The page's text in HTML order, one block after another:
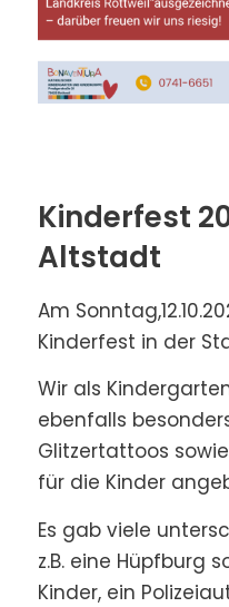
Kinderfest
Altstadt
Am
Kinderfest in der
Wir als
ebenfalls
Glitzertattoos
für die Kinder
Es gab viele
z.B. eine Hüpfburg
Kinder, ein